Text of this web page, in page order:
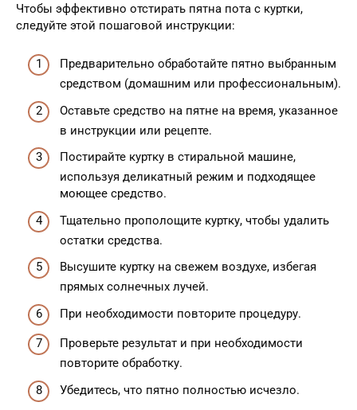
Чтобы эффективно отстирать пятна пота с куртки,
следуйте этой пошаговой инструкции:
Предварительно обработайте пятно выбранным
средством (домашним или профессиональным).
Оставьте средство на пятне на время, указанное
в инструкции или рецепте.
Постирайте куртку в стиральной машине,
используя деликатный режим и подходящее
моющее средство.
Тщательно прополощите куртку, чтобы удалить
остатки средства.
Высушите куртку на свежем воздухе, избегая
прямых солнечных лучей.
При необходимости повторите процедуру.
Проверьте результат и при необходимости
повторите обработку.
Убедитесь, что пятно полностью исчезло.